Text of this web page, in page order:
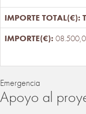
Emergencia
Apoyo al